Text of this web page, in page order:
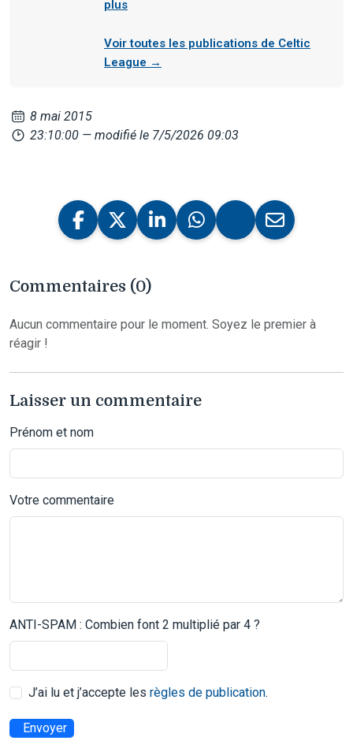
plus
Voir toutes les publications de Celtic
League →
8 mai 2015
23:10:00 — modifié le 7/5/2026 09:03
Commentaires (0)
Aucun commentaire pour le moment. Soyez le premier à
réagir !
Laisser un commentaire
Prénom et nom
Votre commentaire
ANTI-SPAM : Combien font 2 multiplié par 4 ?
J’ai lu et j’accepte les règles de publication.
Envoyer